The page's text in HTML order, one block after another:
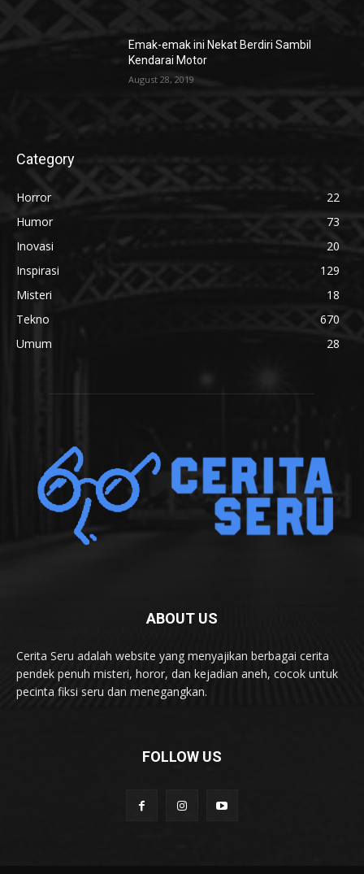
Emak-emak ini Nekat Berdiri Sambil
Kendarai Motor
August 28, 2019
Category
Horror
22
Humor
73
Inovasi
20
Inspirasi
129
Misteri
18
Tekno
670
Umum
28
ABOUT US
Cerita Seru adalah website yang menyajikan berbagai cerita
pendek penuh misteri, horor, dan kejadian aneh, cocok untuk
pecinta fiksi seru dan menegangkan.
FOLLOW US